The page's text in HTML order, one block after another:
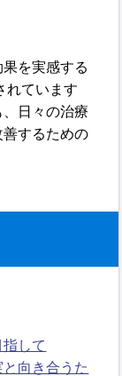
を実感する
れています
日々の治療
するための
して
向き合うた